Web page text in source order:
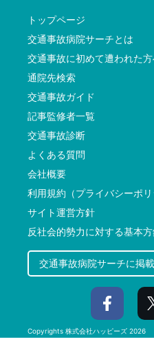
トップページ
交通事故病院サーチとは
交通事故に初めて遭われた
通院先検索
交通事故ガイド
記事監修者一覧
交通事故診断
よくある質問
会社概要
利用規約（プライバシーポリ
サイト運営方針
反社会的勢力に対する基本
交通事故病院サーチに掲
Copyrights 株式会社ハッピーズ 2026